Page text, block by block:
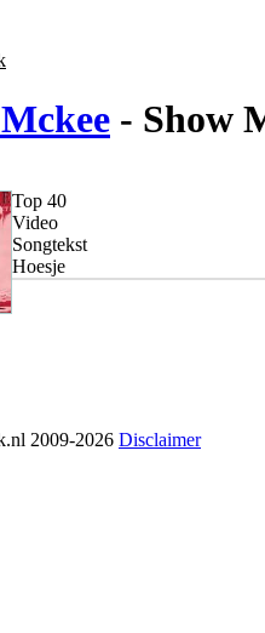
- Show
Top 40
Video
Songtekst
Hoesje
2009-2026 Disclaimer